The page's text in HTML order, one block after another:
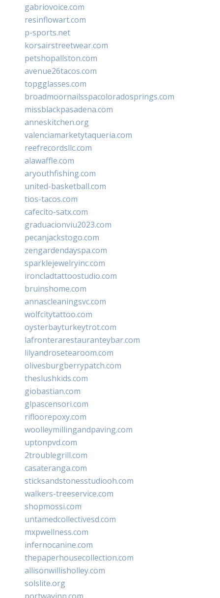
gabriovoice.com
resinflowart.com
p-sports.net
korsairstreetwear.com
petshopallston.com
avenue26tacos.com
topgglasses.com
broadmoornailsspacoloradosprings.com
missblackpasadena.com
anneskitchen.org
valenciamarketytaqueria.com
reefrecordsllc.com
alawaffle.com
aryouthfishing.com
united-basketball.com
tios-tacos.com
cafecito-satx.com
graduacionviu2023.com
pecanjackstogo.com
zengardendayspa.com
sparklejewelryinc.com
ironcladtattoostudio.com
bruinshome.com
annascleaningsvc.com
wolfcitytattoo.com
oysterbayturkeytrot.com
lafronterarestauranteybar.com
lilyandrosetearoom.com
olivesburgberrypatch.com
theslushkids.com
giobastian.com
glpascensori.com
rifloorepoxy.com
woolleymillingandpaving.com
uptonpvd.com
2troublegrill.com
casateranga.com
sticksandstonesstudiooh.com
walkers-treeservice.com
shopmossi.com
untamedcollectivesd.com
mxpwellness.com
infernocanine.com
thepaperhousecollection.com
allisonwillisholley.com
solslite.org